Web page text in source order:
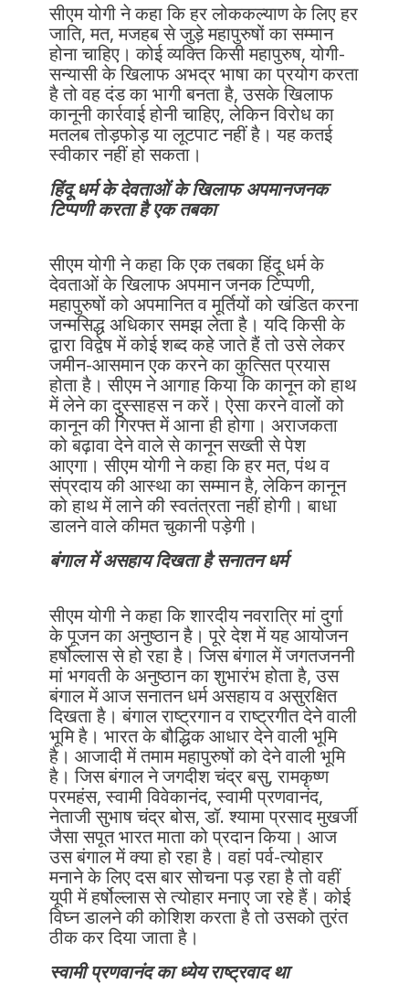
सीएम योगी ने कहा कि हर लोककल्याण के लिए हर
जाति, मत, मजहब से जुड़े महापुरुषों का सम्मान
होना चाहिए। कोई व्यक्ति किसी महापुरुष, योगी-
सन्यासी के खिलाफ अभद्र भाषा का प्रयोग करता
है तो वह दंड का भागी बनता है, उसके खिलाफ
कानूनी कार्रवाई होनी चाहिए, लेकिन विरोध का
मतलब तोड़फोड़ या लूटपाट नहीं है। यह कतई
स्वीकार नहीं हो सकता।
हिंदू धर्म के देवताओं के खिलाफ अपमानजनक
टिप्पणी करता है एक तबका
सीएम योगी ने कहा कि एक तबका हिंदू धर्म के
देवताओं के खिलाफ अपमान जनक टिप्पणी,
महापुरुषों को अपमानित व मूर्तियों को खंडित करना
जन्मसिद्ध अधिकार समझ लेता है। यदि किसी के
द्वारा विद्वेष में कोई शब्द कहे जाते हैं तो उसे लेकर
जमीन-आसमान एक करने का कुत्सित प्रयास
होता है। सीएम ने आगाह किया कि कानून को हाथ
में लेने का दुस्साहस न करें। ऐसा करने वालों को
कानून की गिरफ्त में आना ही होगा। अराजकता
को बढ़ावा देने वाले से कानून सख्ती से पेश
आएगा। सीएम योगी ने कहा कि हर मत, पंथ व
संप्रदाय की आस्था का सम्मान है, लेकिन कानून
को हाथ में लाने की स्वतंत्रता नहीं होगी। बाधा
डालने वाले कीमत चुकानी पड़ेगी।
बंगाल में असहाय दिखता है सनातन धर्म
सीएम योगी ने कहा कि शारदीय नवरात्रि मां दुर्गा
के पूजन का अनुष्ठान है। पूरे देश में यह आयोजन
हर्षोल्लास से हो रहा है। जिस बंगाल में जगतजननी
मां भगवती के अनुष्ठान का शुभारंभ होता है, उस
बंगाल में आज सनातन धर्म असहाय व असुरक्षित
दिखता है। बंगाल राष्ट्रगान व राष्ट्रगीत देने वाली
भूमि है। भारत के बौद्धिक आधार देने वाली भूमि
है। आजादी में तमाम महापुरुषों को देने वाली भूमि
है। जिस बंगाल ने जगदीश चंद्र बसु, रामकृष्ण
परमहंस, स्वामी विवेकानंद, स्वामी प्रणवानंद,
नेताजी सुभाष चंद्र बोस, डॉ. श्यामा प्रसाद मुखर्जी
जैसा सपूत भारत माता को प्रदान किया। आज
उस बंगाल में क्या हो रहा है। वहां पर्व-त्योहार
मनाने के लिए दस बार सोचना पड़ रहा है तो वहीं
यूपी में हर्षोल्लास से त्योहार मनाए जा रहे हैं। कोई
विघ्न डालने की कोशिश करता है तो उसको तुरंत
ठीक कर दिया जाता है।
स्वामी प्रणवानंद का ध्येय राष्ट्रवाद था